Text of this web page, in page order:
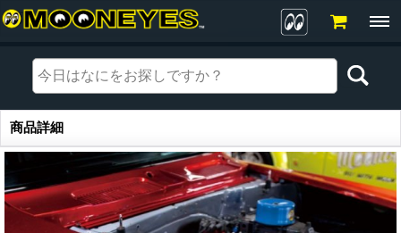
商品詳細
商品詳細